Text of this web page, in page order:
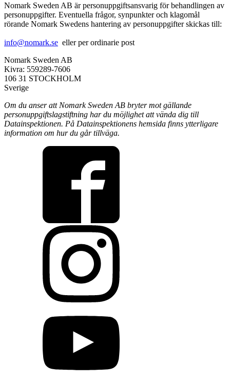
Nomark Sweden AB är personuppgiftsansvarig för behandlingen av
personuppgifter. Eventuella frågor, synpunkter och klagomål
rörande Nomark Swedens hantering av personuppgifter skickas till:
info@nomark.se eller per ordinarie post
Nomark Sweden AB
Kivra: 559289-7606
106 31 STOCKHOLM
Sverige
Om du anser att Nomark Sweden AB bryter mot gällande
personuppgiftslagstiftning har du möjlighet att vända dig till
Datainspektionen. På Datainspektionens hemsida finns ytterligare
information om hur du går tillväga.